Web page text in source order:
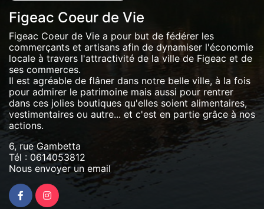
Figeac Coeur de Vie
Figeac Coeur de Vie a pour but de fédérer les
commerçants et artisans afin de dynamiser l'économie
locale à travers l'attractivité de la ville de Figeac et de
ses commerces.
Il est agréable de flâner dans notre belle ville, à la fois
pour admirer le patrimoine mais aussi pour rentrer
dans ces jolies boutiques qu'elles soient alimentaires,
vestimentaires ou autre... et c'est en partie grâce à nos
actions.
6, rue Gambetta
Tél : 0614053812
Nous envoyer un email